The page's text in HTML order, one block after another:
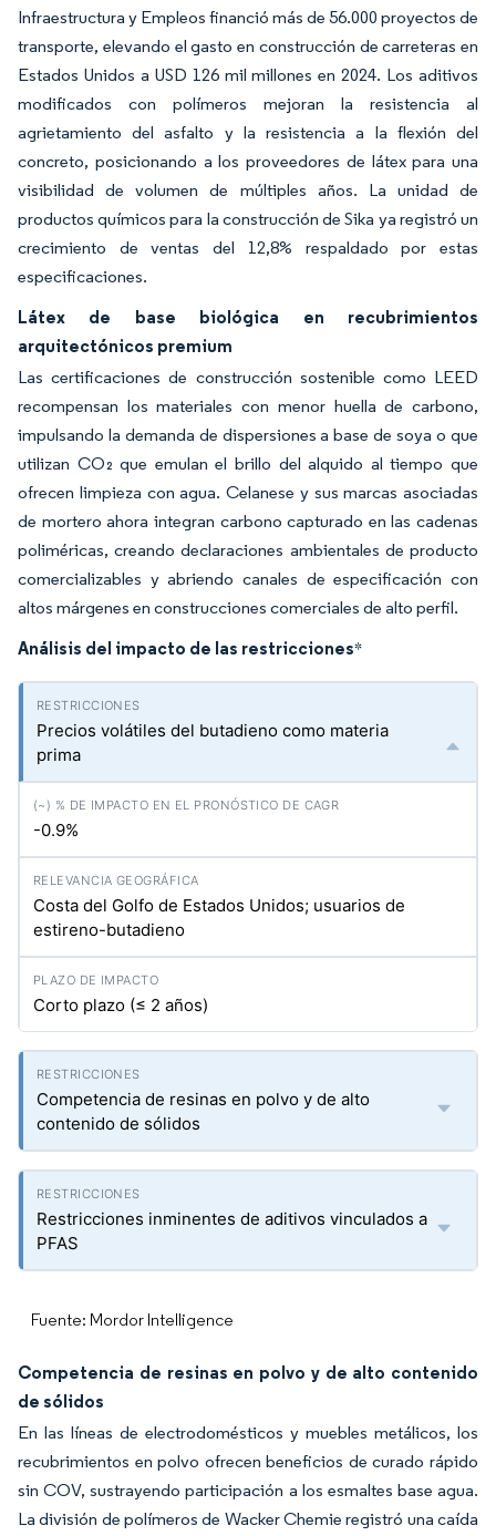
Infraestructura y Empleos financió más de 56.000 proyectos de
transporte, elevando el gasto en construcción de carreteras en
Estados Unidos a USD 126 mil millones en 2024. Los aditivos
modificados con polímeros mejoran la resistencia al
agrietamiento del asfalto y la resistencia a la flexión del
concreto, posicionando a los proveedores de látex para una
visibilidad de volumen de múltiples años. La unidad de
productos químicos para la construcción de Sika ya registró un
crecimiento de ventas del 12,8% respaldado por estas
especificaciones.
Látex de base biológica en recubrimientos
arquitectónicos premium
Las certificaciones de construcción sostenible como LEED
recompensan los materiales con menor huella de carbono,
impulsando la demanda de dispersiones a base de soya o que
utilizan CO₂ que emulan el brillo del alquido al tiempo que
ofrecen limpieza con agua. Celanese y sus marcas asociadas
de mortero ahora integran carbono capturado en las cadenas
poliméricas, creando declaraciones ambientales de producto
comercializables y abriendo canales de especificación con
altos márgenes en construcciones comerciales de alto perfil.
Análisis del impacto de las restricciones*
Precios volátiles del butadieno como materia
prima
-0.9%
Costa del Golfo de Estados Unidos; usuarios de
estireno-butadieno
Corto plazo (≤ 2 años)
Competencia de resinas en polvo y de alto
contenido de sólidos
Restricciones inminentes de aditivos vinculados a
PFAS
Fuente: Mordor Intelligence
Competencia de resinas en polvo y de alto contenido
de sólidos
En las líneas de electrodomésticos y muebles metálicos, los
recubrimientos en polvo ofrecen beneficios de curado rápido
sin COV, sustrayendo participación a los esmaltes base agua.
La división de polímeros de Wacker Chemie registró una caída